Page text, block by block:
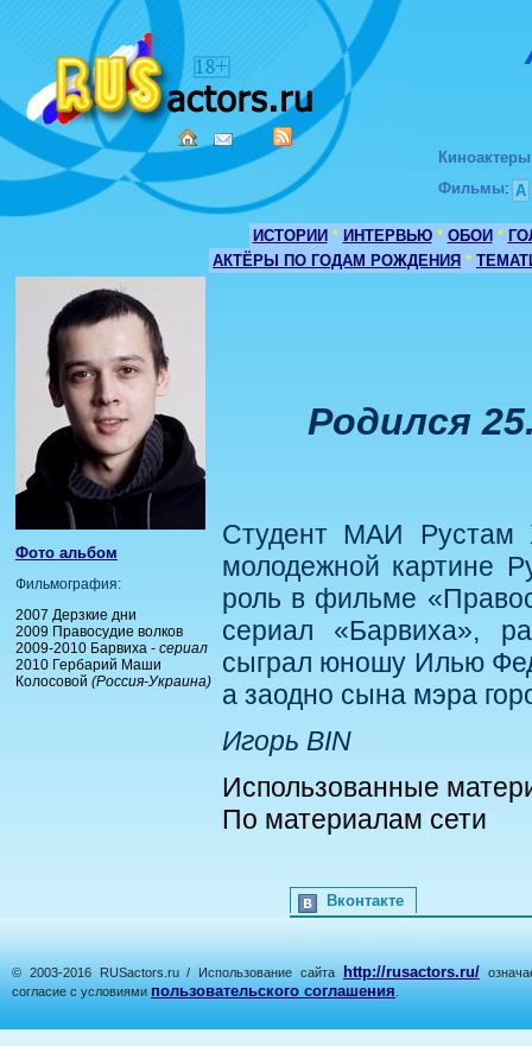
Киноактеры
Фильмы: А
ИСТОРИИ * ИНТЕРВЬЮ * ОБОИ *
АКТЁРЫ ПО ГОДАМ РОЖДЕНИЯ *
Фото альбом
Фильмография:
2007 Дерзкие дни
2009 Правосудие волков
2009-2010 Барвиха - сериал
2010 Гербарий Маши
Колосовой (Россия-Украина)
Родился
Студент МАИ Рустам
молодежной картине
роль в фильме
сериал «Барвиха»,
сыграл юношу Илью
а заодно сына мэра
Игорь BIN
Использованные
По материалам сети
Вконтакте
© 2003-2016 RUSactors.ru / Использование сайта http://rusactors.ru/
согласие с условиями пользовательского соглашения